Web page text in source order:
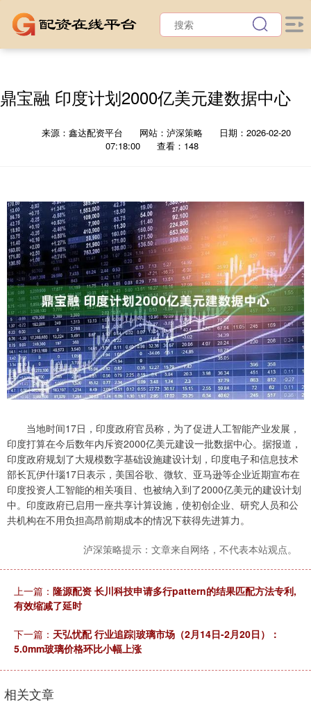
鼎宝融 印度计划2000亿美元建数据中心
来源：鑫达配资平台 网站：泸深策略
日期：2026-02-20
07:18:00
查看：148
当地时间17日，印度政府官员称，为了促进人工智能产业发展，
印度打算在今后数年内斥资2000亿美元建设一批数据中心。据报道，
印度政府规划了大规模数字基础设施建设计划，印度电子和信息技术
部长瓦伊什瑙17日表示，美国谷歌、微软、亚马逊等企业近期宣布在
印度投资人工智能的相关项目、也被纳入到了2000亿美元的建设计划
中。印度政府已启用一座共享计算设施，使初创企业、研究人员和公
共机构在不用负担高昂前期成本的情况下获得先进算力。
泸深策略提示：文章来自网络，不代表本站观点。
上一篇： 隆源配资 长川科技申请多行pattern的结果匹配方法专利,
有效缩减了延时
下一篇： 天弘忧配 行业追踪|玻璃市场（2月14日-2月20日）：
5.0mm玻璃价格环比小幅上涨
相关文章